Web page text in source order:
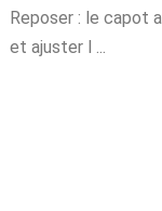
Reposer : le capot
et ajuster l ...